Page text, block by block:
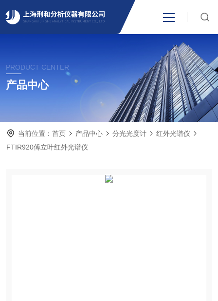
关于我们
新闻资讯
PRODUCT CENTER
产品中心
当前位置：首页 产品中心 分光光度计
红外光谱仪
FTIR920傅立叶红外光谱仪